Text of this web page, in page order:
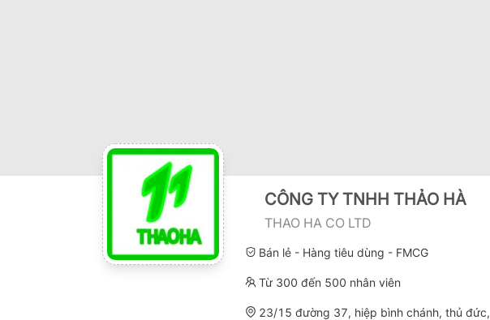
CÔNG TY TNHH THẢO HÀ
THAO HA CO LTD
Bán lẻ - Hàng tiêu dùng - FMCG
Từ 300 đến 500 nhân viên
23/15 đường 37, hiệp bình chánh, thủ đức,